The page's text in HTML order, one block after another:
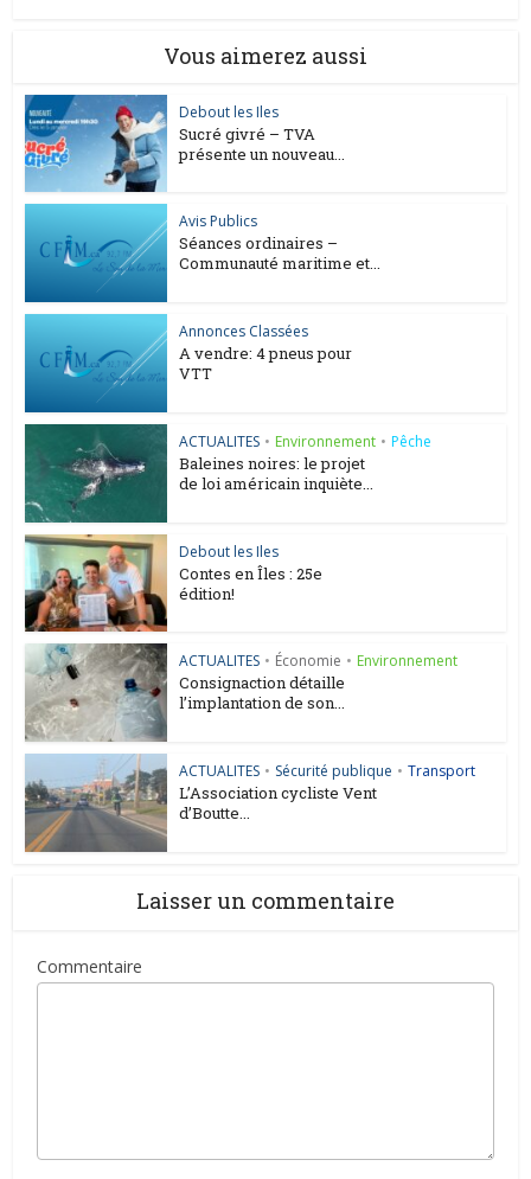
Vous aimerez aussi
Debout les Iles
Sucré givré – TVA
présente un nouveau...
Avis Publics
Séances ordinaires –
Communauté maritime et...
Annonces Classées
A vendre: 4 pneus pour
VTT
ACTUALITES • Environnement • Pêche
Baleines noires: le projet
de loi américain inquiète...
Debout les Iles
Contes en Îles : 25e
édition!
ACTUALITES • Économie • Environnement
Consignaction détaille
l’implantation de son...
ACTUALITES • Sécurité publique • Transport
L’Association cycliste Vent
d’Boutte...
Laisser un commentaire
Commentaire